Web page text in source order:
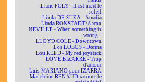
Liane FOLY - Il est mort le
soleil
Linda DE SUZA - Amalia
Linda RONSTADT/Aaron
NEVILLE - When something is
wrong...
LLOYD COLE - Downtown
Los LOBOS - Donna
Lou REED - My red joystick
LOVE BIZARRE - Trop
d'amour
Luis MARIANO pour IZARRA
Madeleine RENAUD raconte le